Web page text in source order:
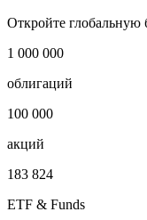
Откройте глобальную
1 000 000
облигаций
100 000
акций
183 824
ETF & Funds